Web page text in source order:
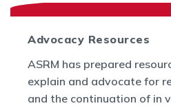
Advocacy Resources
ASRM has prepared
explain and advocate for
and the continuation of in